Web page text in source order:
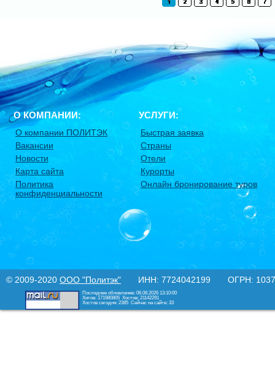
О КОМПАНИИ:
О компании ПОЛИТЭК
Вакансии
Новости
Карта сайта
Политика
конфиденциальности
УСЛУГИ:
Быстрая заявка
Страны
Отели
Курорты
Онлайн бронирование туров
© 2009-2020 ООО "Политэк" ИНН: 7724042199 ОГРН:
Последнее обновление: 06.08.2026 13:10:00
Хитов: 171980805 Хостов: 21142291
Хостов сегодня: 2385 Сейчас на сайте: 33